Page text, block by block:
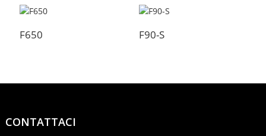
F650 F90-S
CONTATTACI